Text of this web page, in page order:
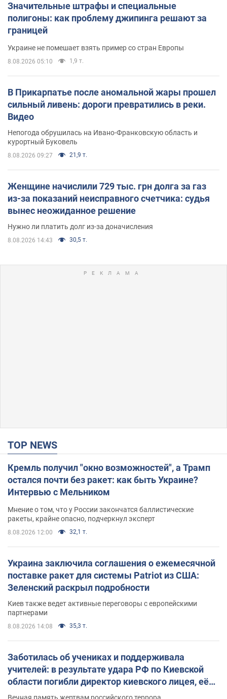
Значительные штрафы и специальные
полигоны: как проблему джипинга решают за
границей
Украине не помешает взять пример со стран Европы
8.08.2026 05:10 1,9 т.
В Прикарпатье после аномальной жары прошел
сильный ливень: дороги превратились в реки.
Видео
Непогода обрушилась на Ивано-Франковскую область и
курортный Буковель
8.08.2026 09:27 21,9 т.
Женщине начислили 729 тыс. грн долга за газ
из-за показаний неисправного счетчика: судья
вынес неожиданное решение
Нужно ли платить долг из-за доначисления
8.08.2026 14:43 30,5 т.
TOP NEWS
Кремль получил "окно возможностей", а Трамп
остался почти без ракет: как быть Украине?
Интервью с Мельником
Мнение о том, что у России закончатся баллистические
ракеты, крайне опасно, подчеркнул эксперт
8.08.2026 12:00 32,1 т.
Украина заключила соглашения о ежемесячной
поставке ракет для системы Patriot из США:
Зеленский раскрыл подробности
Киев также ведет активные переговоры с европейскими
партнерами
8.08.2026 14:08 35,3 т.
Заботилась об учениках и поддерживала
учителей: в результате удара РФ по Киевской
области погибли директор киевского лицея, её
муж и внук